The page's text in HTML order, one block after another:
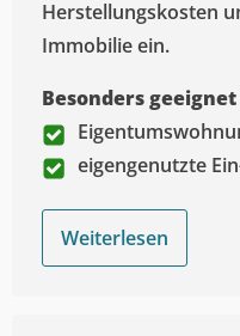
Herstellungskosten
Immobilie ein.
Besonders
eigengenutzte
Weiterlesen